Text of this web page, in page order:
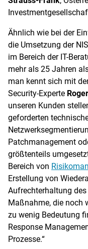
Ähnlich wie bei der
die Umsetzung der
im Bereich der IT-
mehr als 25 Jahren
man kennt sich mit
Security-Experte
unseren Kunden
geforderten
Patchmanagement
größtenteils
Bereich von
Erstellung von
Aufrechterhaltung
Maßnahme, die noch
zu wenig Bedeutung
Response
Prozesse.“